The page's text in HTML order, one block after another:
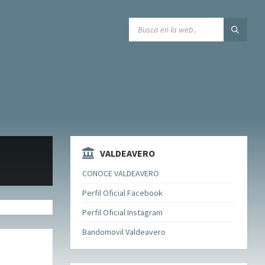
VALDEAVERO
CONOCE VALDEAVERO
Perfil Oficial Facebook
Perfil Oficial Instagram
Bandomovil Valdeavero